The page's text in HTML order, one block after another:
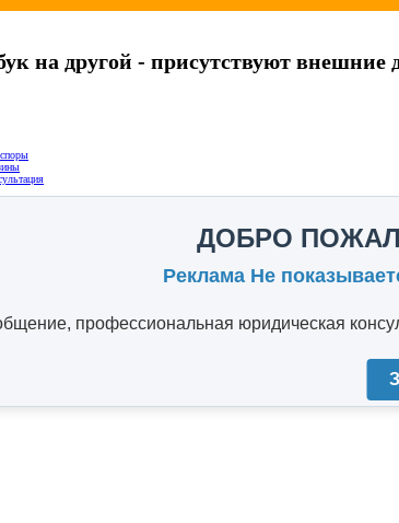
на другой - присутствуют внешние
споры
ДОБРО
Реклама Не
профессиональная юридическая